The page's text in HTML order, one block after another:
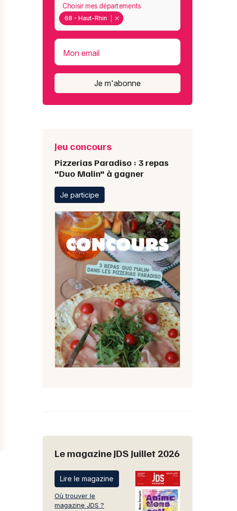
68 - Haut-Rhin
Choisir mes départements
Mon email
Je m'abonne
Jeu concours
Pizzerias Paradiso : 3 repas
"Duo Malin" à gagner
Je participe
Le magazine JDS Juillet 2026
Lire le magazine
Où trouver le
magazine JDS ?